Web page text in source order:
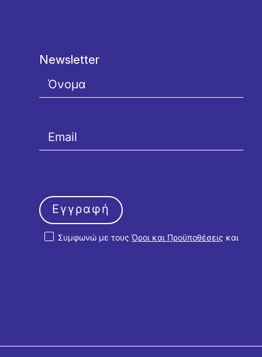
Newsletter
Συμφωνώ με τους Όροι και Προϋποθέσεις και
Εγγραφή